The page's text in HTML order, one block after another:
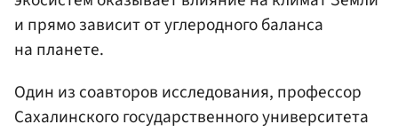
и прямо зависит от углеродного баланса
на планете.
Один из соавторов исследования, профессор
Сахалинского государственного университета